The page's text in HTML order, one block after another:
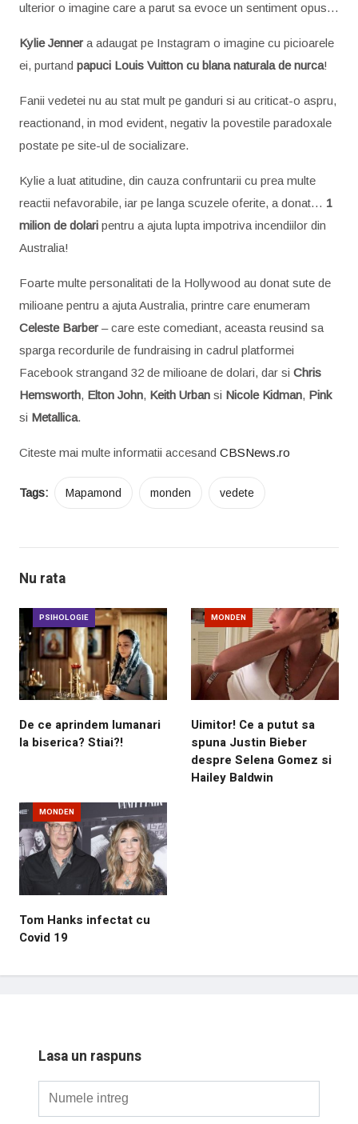
ulterior o imagine care a parut sa evoce un sentiment opus…
Kylie Jenner a adaugat pe Instagram o imagine cu picioarele
ei, purtand papuci Louis Vuitton cu blana naturala de nurca!
Fanii vedetei nu au stat mult pe ganduri si au criticat-o aspru,
reactionand, in mod evident, negativ la povestile paradoxale
postate pe site-ul de socializare.
Kylie a luat atitudine, din cauza confruntarii cu prea multe
reactii nefavorabile, iar pe langa scuzele oferite, a donat… 1
milion de dolari pentru a ajuta lupta impotriva incendiilor din
Australia!
Foarte multe personalitati de la Hollywood au donat sute de
milioane pentru a ajuta Australia, printre care enumeram
Celeste Barber – care este comediant, aceasta reusind sa
sparga recordurile de fundraising in cadrul platformei
Facebook strangand 32 de milioane de dolari, dar si Chris
Hemsworth, Elton John, Keith Urban si Nicole Kidman, Pink
si Metallica.
Citeste mai multe informatii accesand CBSNews.ro
Tags: Mapamond monden vedete
Nu rata
PSIHOLOGIE
De ce aprindem lumanari
la biserica? Stiai?!
MONDEN
Uimitor! Ce a putut sa
spuna Justin Bieber
despre Selena Gomez si
Hailey Baldwin
MONDEN
Tom Hanks infectat cu
Covid 19
Lasa un raspuns